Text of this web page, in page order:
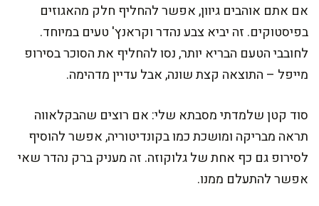
אם אתם אוהבים גיוון, אפשר להחליף חלק מהאגוזים
בפיסטוקים. זה יביא צבע נהדר וקראנץ' טעים במיוחד.
לחובבי הטעם הבריא יותר, נסו להחליף את הסוכר בסירופ
מייפל – התוצאה קצת שונה, אבל עדיין מדהימה.
סוד קטן שלמדתי מסבתא שלי: אם רוצים שהבקלאווה
תראה מבריקה ומושכת כמו בקונדיטוריה, אפשר להוסיף
לסירופ גם כף אחת של גלוקוזה. זה מעניק ברק נהדר שאי
אפשר להתעלם ממנו.